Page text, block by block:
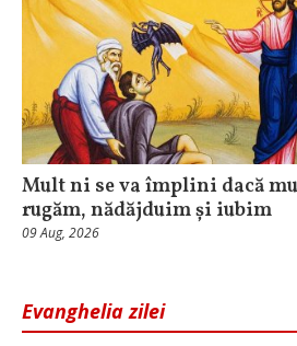
Mult ni se va împlini dacă
rugăm, nădăjduim și iubim
09 Aug, 2026
Evanghelia zilei